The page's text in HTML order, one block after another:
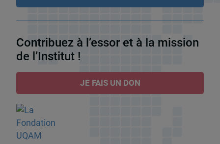
Contribuez à l’essor et à la mission
de l’Institut !
JE FAIS UN DON